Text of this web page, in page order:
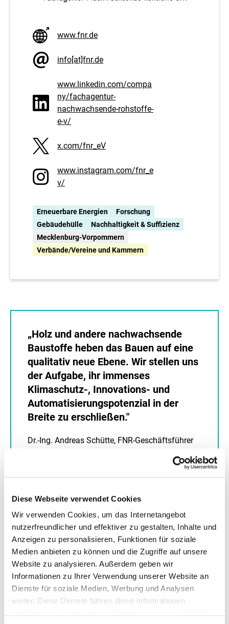
Diese Webseite verwendet Cookies
Wir verwenden Cookies, um das Internetangebot
nutzerfreundlicher und effektiver zu gestalten, Inhalte und
Anzeigen zu personalisieren, Funktionen für soziale
Medien anbieten zu können und die Zugriffe auf unsere
Website zu analysieren. Außerdem geben wir
Informationen zu Ihrer Verwendung unserer Website an
Dienste für soziale Medien, Werbung und Analysen
weiter. Diese Dienste führen diese Informationen
www.fnr.de
info[at]fnr.de
www.linkedin.com/compa
ny/fachagentur-
nachwachsende-rohstoffe-
e-v/
x.com/fnr_eV
www.instagram.com/fnr_e
v/
Erneuerbare Energien
Forschung
Gebäudehülle
Nachhaltigkeit & Suffizienz
Mecklenburg-Vorpommern
Verbände/Vereine und Kammern
„Holz und andere nachwachsende
Baustoffe heben das Bauen auf eine
qualitativ neue Ebene. Wir stellen uns
der Aufgabe, ihr immenses
Klimaschutz-, Innovations- und
Automatisierungspotenzial in der
Breite zu erschließen."
Dr.-Ing. Andreas Schütte, FNR-Geschäftsführer
D
o
w
n
l